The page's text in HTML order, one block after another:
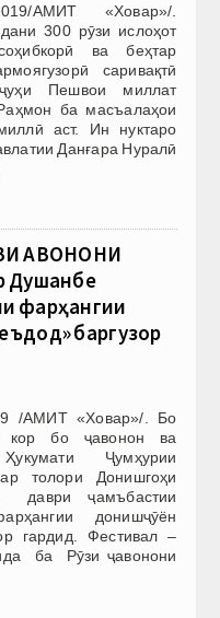
АМИТ «Ховар»/.
300 рӯзи ислоҳот
ва беҳтар
саривақтӣ
Пешвои миллат
ба масъалаҳои
аст. Ин нуктаро
Данғара Нуралӣ
ҶАВОНОНИ
Душанбе
фарҳангии
баргузор
/АМИТ «Ховар»/. Бо
кор бо ҷавонон ва
Ҷумҳурии
толори Донишгоҳи
даври ҷамъбастии
донишҷӯён
гардид. Фестивал –
ба Рӯзи ҷавонони